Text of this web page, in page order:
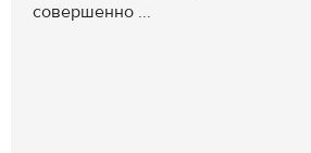
совершенно ...